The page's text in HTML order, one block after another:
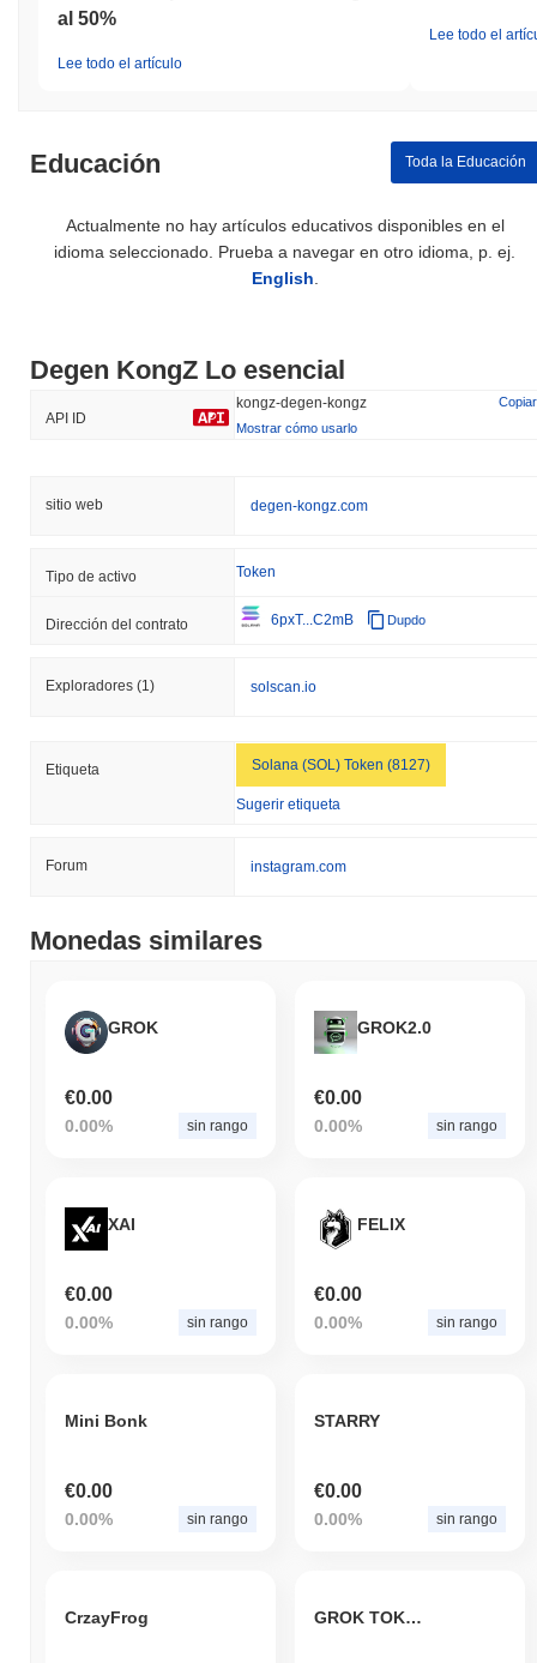
al 50%
Lee todo el artículo
Lee todo el
Educación Toda la Educación
Actualmente no hay artículos educativos disponibles en el
idioma seleccionado. Prueba a navegar en otro idioma, p. ej.
English
Degen KongZ Lo esencial
API ID
kongz-degen-kongz
Copiar
Mostrar cómo usarlo
sitio web degen-kongz.com
Tipo de activo Token
Dirección del contrato 6pxT...C2mB Dupdo
Exploradores (1) solscan.io
Etiqueta Solana (SOL) Token (8127)
Sugerir etiqueta
Forum instagram.com
Monedas similares
GROK
€0.00
0.00% sin rango
GROK2.0
€0.00
0.00% sin rango
XAI
€0.00
0.00% sin rango
FELIX
€0.00
0.00% sin rango
Mini Bonk
€0.00
0.00% sin rango
STARRY
€0.00
0.00% sin rango
CrzayFrog GROK TOKEN